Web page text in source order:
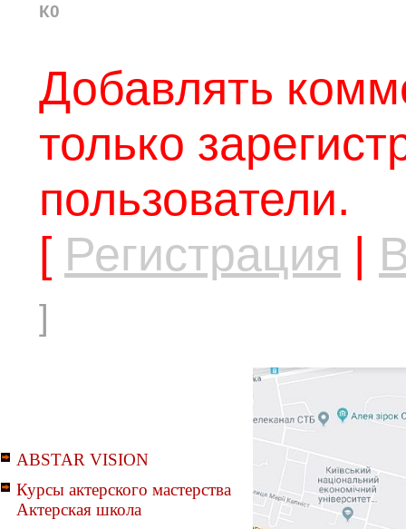
К0
Добавлять
только
пользователи.
[ Регистрация |
]
ABSTAR VISION
Курсы актерского мастерства
Актерская школа